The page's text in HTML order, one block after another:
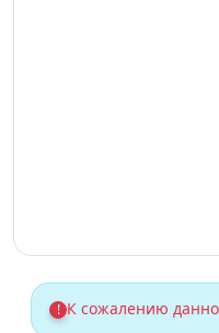
! К сожалению